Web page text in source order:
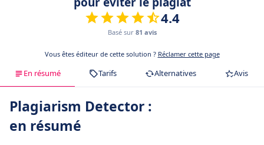
4.4
Basé sur 81 avis
Vous êtes éditeur de cette solution ? Réclamer cette page
En résumé Tarifs Alternatives Avis
Plagiarism Detector :
en résumé